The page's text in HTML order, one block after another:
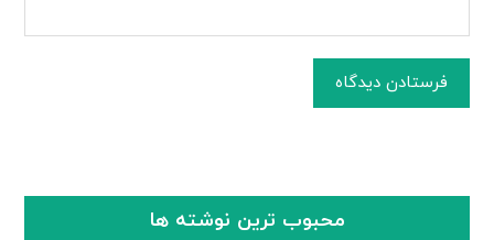
فرستادن دیدگاه
محبوب ترین نوشته ها